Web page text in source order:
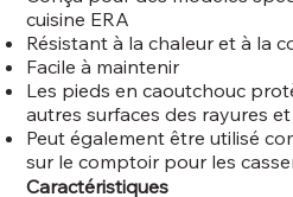
cuisine ERA
Résistant à la chaleur et à la
Facile à maintenir
Les pieds en caoutchouc
autres surfaces des rayures
Peut également être utilisé
sur le comptoir pour les
Caractéristiques